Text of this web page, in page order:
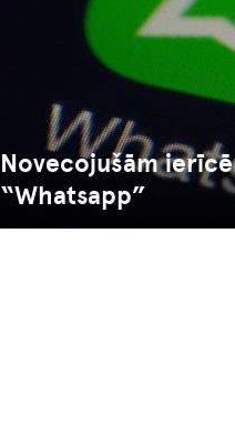
Novecojušām
“Whatsapp”